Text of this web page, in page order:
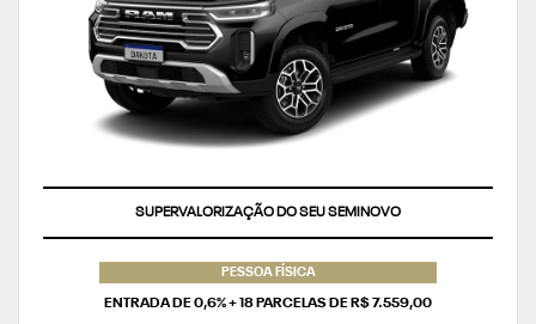
TAXA ZERO
PESSOA FÍSICA
ENTRADA DE 0,6% + 18 PARCELAS DE R$ 7.559,00